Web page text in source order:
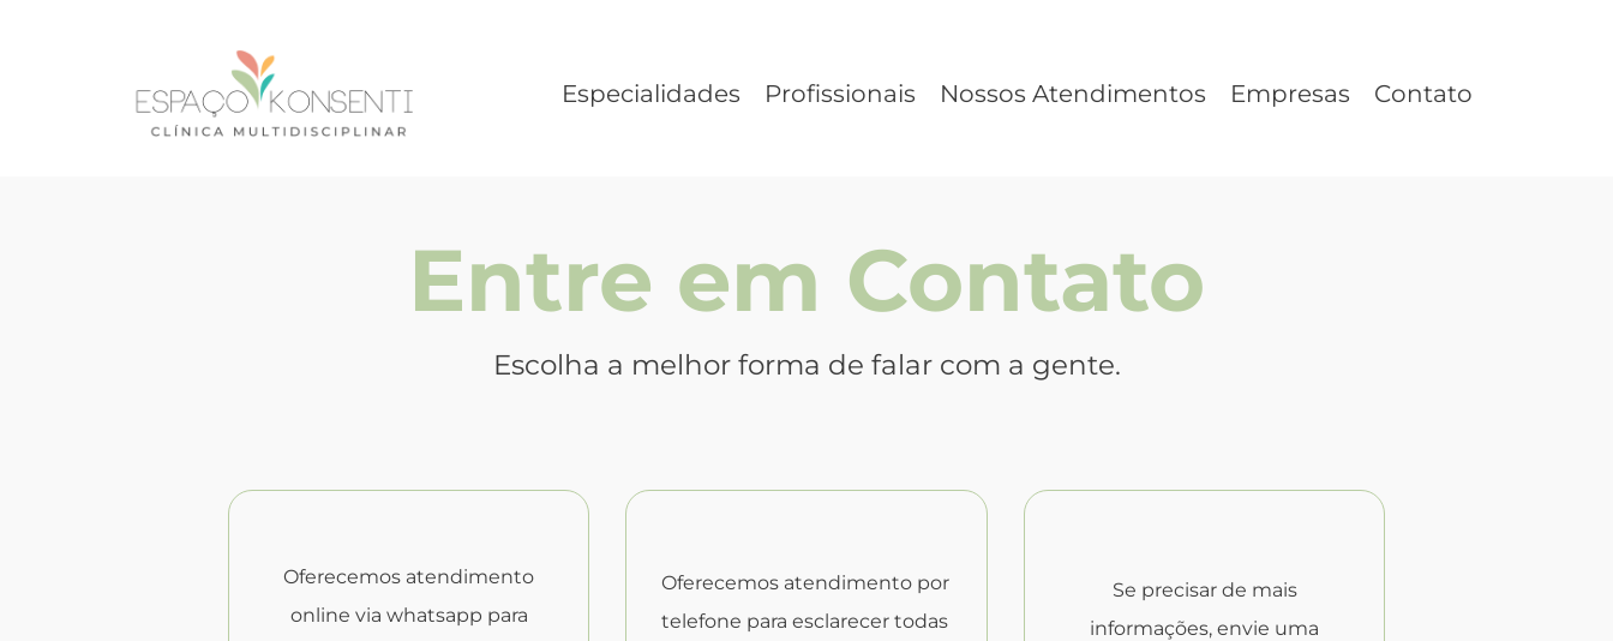
Especialidades Profissionais Nossos Atendimentos Empresas Contato
Entre em Contato
Escolha a melhor forma de falar com a gente.
Oferecemos atendimento
online via whatsapp para
Oferecemos atendimento por
telefone para esclarecer todas
Se precisar de mais
informações, envie uma